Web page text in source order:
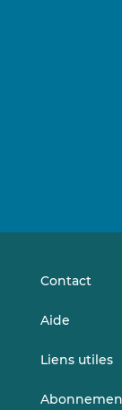
Contact
Aide
Liens utiles